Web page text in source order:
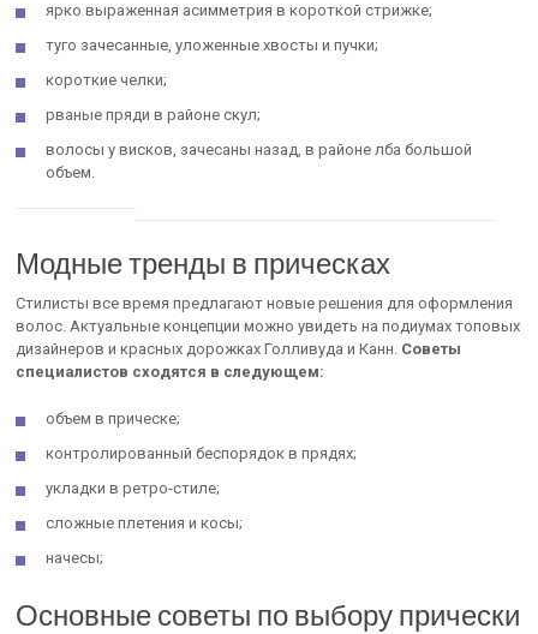
ярко выраженная асимметрия в короткой стрижке;
туго зачесанные, уложенные хвосты и пучки;
короткие челки;
рваные пряди в районе скул;
волосы у висков, зачесаны назад, в районе лба большой
объем.
Модные тренды в прическах
Стилисты все время предлагают новые решения для оформления
волос. Актуальные концепции можно увидеть на подиумах топовых
дизайнеров и красных дорожках Голливуда и Канн. Советы
специалистов сходятся в следующем:
объем в прическе;
контролированный беспорядок в прядях;
укладки в ретро-стиле;
сложные плетения и косы;
начесы;
Основные советы по выбору прически